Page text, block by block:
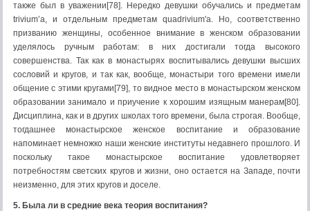
также был в уважении[78]. Нередко девушки обучались и предметам
trivium’a, и отдельным предметам quadrivium'a. Но, соответственно
призванию женщины, особенное внимание в женском образовании
уделялось ручным работам: в них достигали тогда высокого
совершенства. Так как в монастырях воспитывались девушки высших
сословий и кругов, и так как, вообще, монастыри того времени имели
общение с этими кругами[79], то видное место в монастырском женском
образовании занимало и приучение к хорошим изящным манерам[80].
Дисциплина, как и в других школах того времени, была строгая. Вообще,
тогдашнее монастырское женское воспитание и образование
напоминает немножко наши женские институты недавнего прошлого. И
поскольку такое монастырское воспитание удовлетворяет
потребностям светских кругов и жизни, оно остается на Западе, почти
неизменно, для этих кругов и доселе.
5. Была ли в средние века теория воспитания?